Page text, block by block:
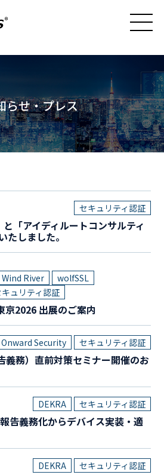
らせ・プレス
と「アイディルートコンサルティ
たしました。
セキュリティ認証
京2026 出展のご案内
Wind River
wolfSSL
ュリティ認証
義務）直前対策セミナー開催のお
Onward Security セキュリティ認証
告義務化からデバイス実装・適
DEKRA セキュリティ認証
DEKRA セキュリティ認証